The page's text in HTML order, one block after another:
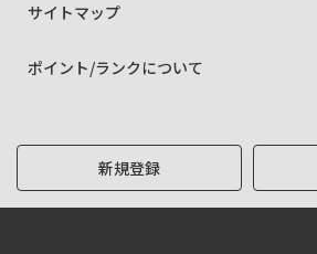
サイトマップ
ポイント/ランクについて
新規登録